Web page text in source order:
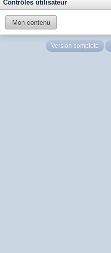
Contrôles utilisateur
Mon contenu
Version complète